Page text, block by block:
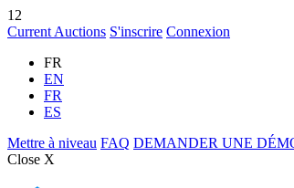
12
Current Auctions S'inscrire Connexion
FR
EN
FR
ES
Mettre à niveau FAQ DEMANDER UNE
Close X